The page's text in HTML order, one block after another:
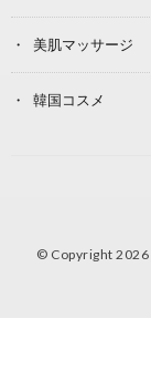
美肌マッサージ
韓国コスメ
© Copyright 2026